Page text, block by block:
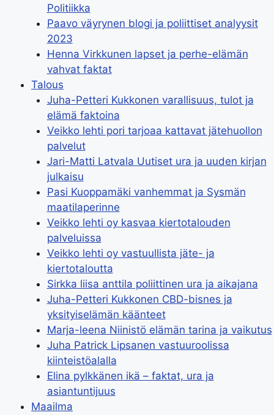
Politiikka
Paavo väyrynen blogi ja poliittiset analyysit
2023
Henna Virkkunen lapset ja perhe-elämän
vahvat faktat
Talous
Juha-Petteri Kukkonen varallisuus, tulot ja
elämä faktoina
Veikko lehti pori tarjoaa kattavat jätehuollon
palvelut
Jari-Matti Latvala Uutiset ura ja uuden kirjan
julkaisu
Pasi Kuoppamäki vanhemmat ja Sysmän
maatilaperinne
Veikko lehti oy kasvaa kiertotalouden
palveluissa
Veikko lehti oy vastuullista jäte- ja
kiertotaloutta
Sirkka liisa anttila poliittinen ura ja aikajana
Juha-Petteri Kukkonen CBD-bisnes ja
yksityiselämän käänteet
Marja-leena Niinistö elämän tarina ja vaikutus
Juha Patrick Lipsanen vastuuroolissa
kiinteistöalalla
Elina pylkkänen ikä – faktat, ura ja
asiantuntijuus
Maailma